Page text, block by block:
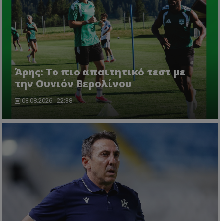
Άρης: Το πιο απαιτητικό τεστ με
την Ουνιόν Βερολίνου
08.08.2026 - 22:38